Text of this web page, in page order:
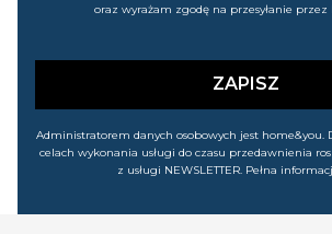
oraz wyrażam zgodę na przesyłanie przez
wyprzedażach). Wiem, że mogę tę zgodę
ZAPISZ
Administratorem danych osobowych jest
celach wykonania usługi do czasu przedawnienia
z usługi NEWSLETTER. Pełna